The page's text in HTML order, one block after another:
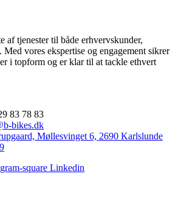
af tjenester til både erhvervskunder,
vores ekspertise og engagement sikrer
i topform og er klar til at tackle ethvert
83 78 83
bikes.dk
Møllesvinget 6, 2690 Karlslunde
square Linkedin